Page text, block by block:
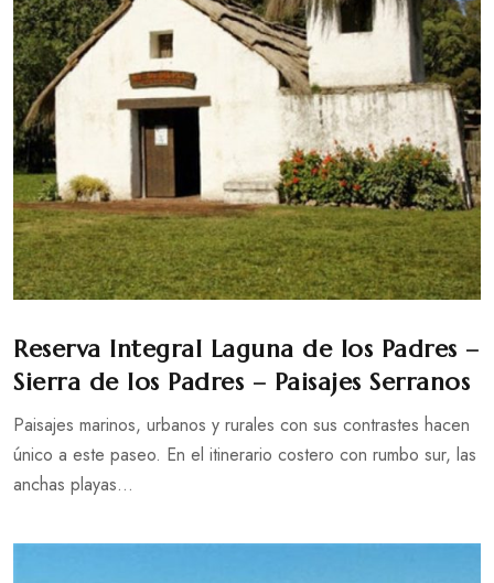
Reserva Integral Laguna de los Padres –
Sierra de los Padres – Paisajes Serranos
Paisajes marinos, urbanos y rurales con sus contrastes hacen
único a este paseo. En el itinerario costero con rumbo sur, las
anchas playas...